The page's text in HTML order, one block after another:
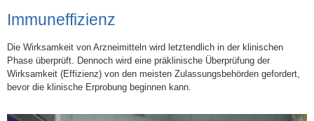
Immuneffizienz
Die Wirksamkeit von Arzneimitteln wird letztendlich in der klinischen
Phase überprüft. Dennoch wird eine präklinische Überprüfung der
Wirksamkeit (Effizienz) von den meisten Zulassungsbehörden gefordert,
bevor die klinische Erprobung beginnen kann.